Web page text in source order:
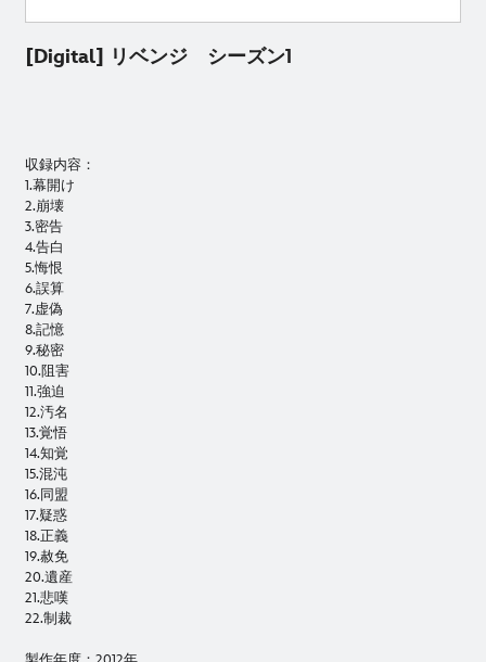
[Digital] リベンジ シーズン1
収録内容：
1.幕開け
2.崩壊
3.密告
4.告白
5.悔恨
6.誤算
7.虚偽
8.記憶
9.秘密
10.阻害
11.強迫
12.汚名
13.覚悟
14.知覚
15.混沌
16.同盟
17.疑惑
18.正義
19.赦免
20.遺産
21.悲嘆
22.制裁